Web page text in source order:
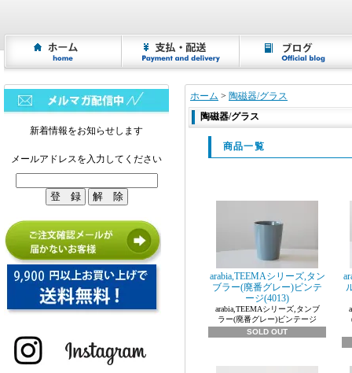
新着情報をお知らせします
メールアドレスを入力してください
ホーム > 陶磁器/グラス
陶磁器/グラス
商品一覧
arabia,TEEMAシリーズ,タン
ブラー(廃番グレー)ビンテ
ージ(4013)
arabia,TEEMAシリーズ,タンブ
ラー(廃番グレー)ビンテージ
SOLD OUT